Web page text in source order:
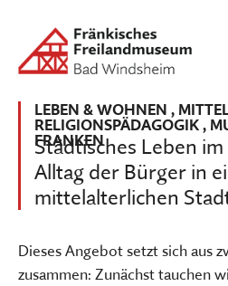
SUCHEN
Städtisches Leben
Alltag der Bürger in
mittelalterlichen
LEBEN & WOHNEN ,
RELIGIONSPÄDAGOGIK,
FRANKEN
Dieses Angebot setzt sich aus
zusammen: Zunächst tauchen